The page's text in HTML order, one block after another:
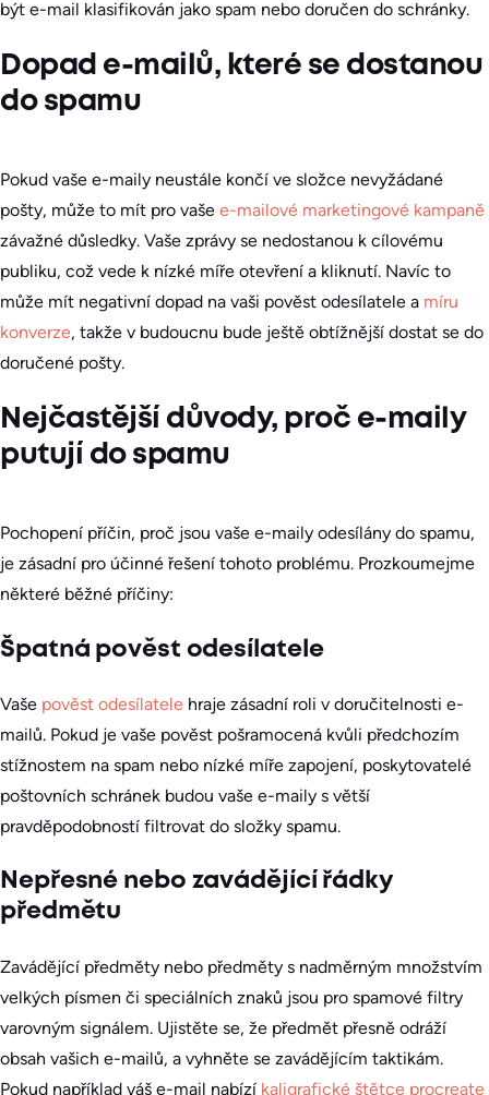
být e-mail klasifikován jako spam nebo doručen do schránky.
Dopad e-mailů, které se dostanou
do spamu
Pokud vaše e-maily neustále končí ve složce nevyžádané
pošty, může to mít pro vaše e-mailové marketingové kampaně
závažné důsledky. Vaše zprávy se nedostanou k cílovému
publiku, což vede k nízké míře otevření a kliknutí. Navíc to
může mít negativní dopad na vaši pověst odesílatele a míru
konverze, takže v budoucnu bude ještě obtížnější dostat se do
doručené pošty.
Nejčastější důvody, proč e-maily
putují do spamu
Pochopení příčin, proč jsou vaše e-maily odesílány do spamu,
je zásadní pro účinné řešení tohoto problému. Prozkoumejme
některé běžné příčiny:
Špatná pověst odesílatele
Vaše pověst odesílatele hraje zásadní roli v doručitelnosti e-
mailů. Pokud je vaše pověst pošramocená kvůli předchozím
stížnostem na spam nebo nízké míře zapojení, poskytovatelé
poštovních schránek budou vaše e-maily s větší
pravděpodobností filtrovat do složky spamu.
Nepřesné nebo zavádějící řádky
předmětu
Zavádějící předměty nebo předměty s nadměrným množstvím
velkých písmen či speciálních znaků jsou pro spamové filtry
varovným signálem. Ujistěte se, že předmět přesně odráží
obsah vašich e-mailů, a vyhněte se zavádějícím taktikám.
Pokud například váš e-mail nabízí kaligrafické štětce procreate